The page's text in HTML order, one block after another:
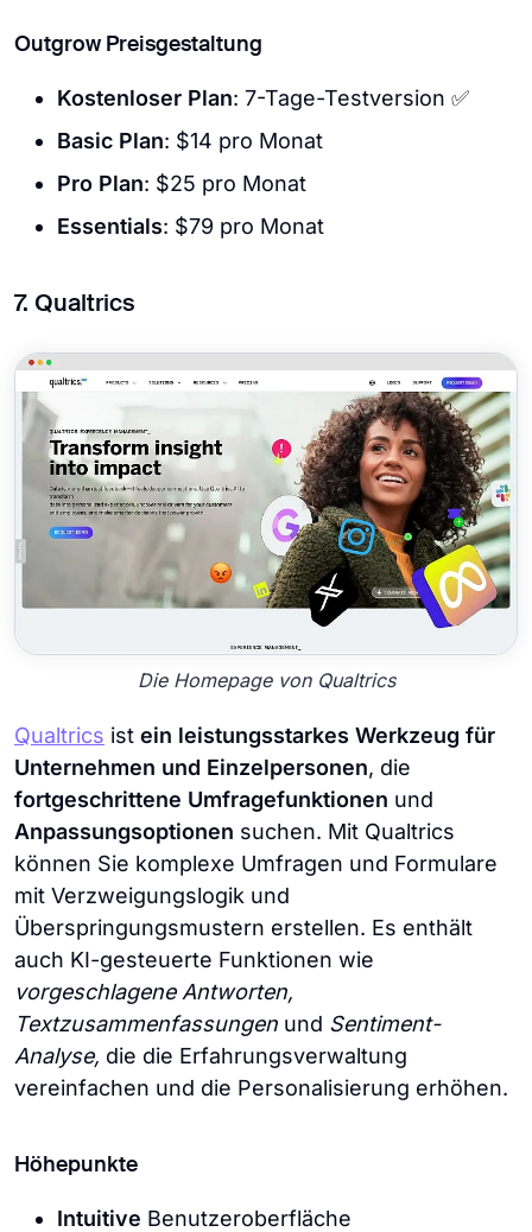
Outgrow Preisgestaltung
Kostenloser Plan: 7-Tage-Testversion ✅
Basic Plan: $14 pro Monat
Pro Plan: $25 pro Monat
Essentials: $79 pro Monat
7. Qualtrics
Die Homepage von Qualtrics
Qualtrics ist ein leistungsstarkes Werkzeug für
Unternehmen und Einzelpersonen, die
fortgeschrittene Umfragefunktionen und
Anpassungsoptionen suchen. Mit Qualtrics
können Sie komplexe Umfragen und Formulare
mit Verzweigungslogik und
Überspringungsmustern erstellen. Es enthält
auch KI-gesteuerte Funktionen wie
vorgeschlagene Antworten,
Textzusammenfassungen und Sentiment-
Analyse, die die Erfahrungsverwaltung
vereinfachen und die Personalisierung erhöhen.
Höhepunkte
Intuitive Benutzeroberfläche